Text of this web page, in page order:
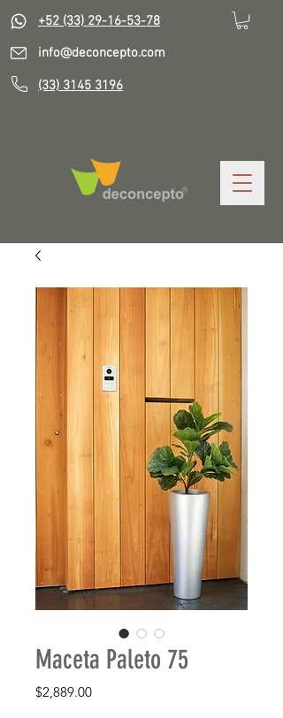
+52 (33) 29-16-53-78
info@deconcepto.com
(33) 3145 3196
Maceta Paleto 75
$2,889.00Precio